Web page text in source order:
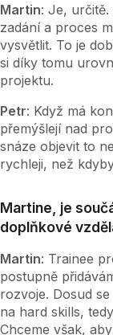
Martin: Je,
zadání a proces
vysvětlit. To je
si díky tomu
projektu.
Petr: Když má
přemýšlejí nad
snáze objevit to
rychleji, než
Martine, je
doplňkové
Martin: Trainee
postupně
rozvoje. Dosud
na hard skills,
Chceme však,